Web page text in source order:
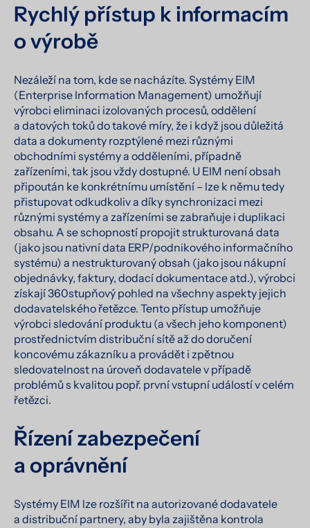
Rychlý přístup k informacím
o výrobě
Nezáleží na tom, kde se nacházíte. Systémy EIM
(Enterprise Information Management) umožňují
výrobci eliminaci izolovaných procesů, oddělení
a datových toků do takové míry, že i když jsou důležitá
data a dokumenty rozptýlené mezi různými
obchodními systémy a odděleními, případně
zařízeními, tak jsou vždy dostupné. U EIM není obsah
připoután ke konkrétnímu umístění – lze k němu tedy
přistupovat odkudkoliv a díky synchronizaci mezi
různými systémy a zařízeními se zabraňuje i duplikaci
obsahu. A se schopností propojit strukturovaná data
(jako jsou nativní data ERP/podnikového informačního
systému) a nestrukturovaný obsah (jako jsou nákupní
objednávky, faktury, dodací dokumentace atd.), výrobci
získají 360stupňový pohled na všechny aspekty jejich
dodavatelského řetězce. Tento přístup umožňuje
výrobci sledování produktu (a všech jeho komponent)
prostřednictvím distribuční sítě až do doručení
koncovému zákazníku a provádět i zpětnou
sledovatelnost na úroveň dodavatele v případě
problémů s kvalitou popř. první vstupní událostí v celém
řetězci.
Řízení zabezpečení
a oprávnění
Systémy EIM lze rozšířit na autorizované dodavatele
a distribuční partnery, aby byla zajištěna kontrola